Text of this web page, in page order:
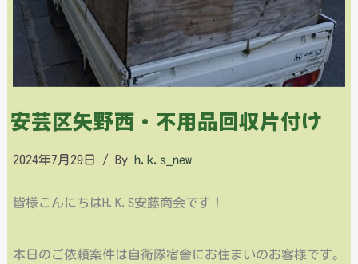
安芸区矢野西・不用品回収片付け
2024年7月29日 / By h.k.s_new
皆様こんにちはH.K.S安藤商会です！
本日のご依頼案件は自衛隊宿舎にお住まいのお客様です。